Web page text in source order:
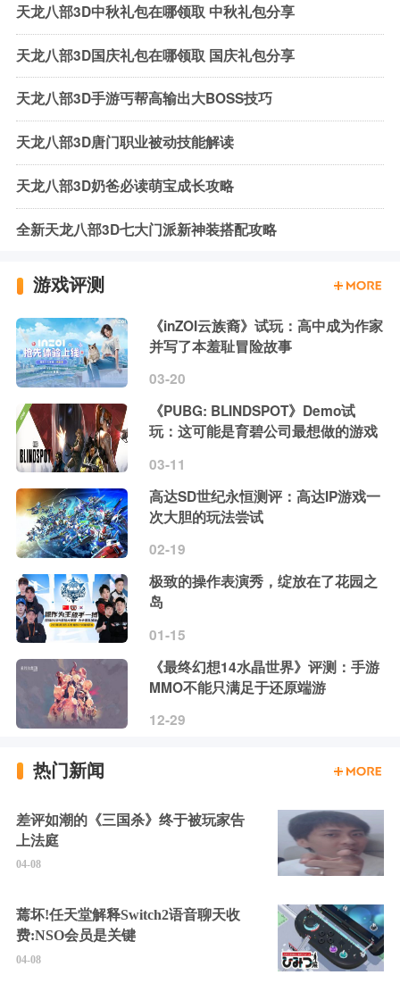
天龙八部3D中秋礼包在哪领取 中秋礼包分享
天龙八部3D国庆礼包在哪领取 国庆礼包分享
天龙八部3D手游丐帮高输出大BOSS技巧
天龙八部3D唐门职业被动技能解读
天龙八部3D奶爸必读萌宝成长攻略
全新天龙八部3D七大门派新神装搭配攻略
游戏评测
《inZOI云族裔》试玩：高中成为作家
并写了本羞耻冒险故事
03-20
《PUBG: BLINDSPOT》Demo试
玩：这可能是育碧公司最想做的游戏
03-11
高达SD世纪永恒测评：高达IP游戏一
次大胆的玩法尝试
02-19
极致的操作表演秀，绽放在了花园之
岛
01-15
《最终幻想14水晶世界》评测：手游
MMO不能只满足于还原端游
12-29
热门新闻
差评如潮的《三国杀》终于被玩家告
上法庭
04-08
蔫坏!任天堂解释Switch2语音聊天收
费:NSO会员是关键
04-08